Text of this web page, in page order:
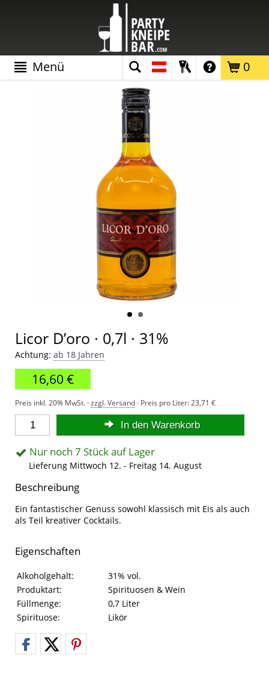
0
Menü
Licor D’oro · 0,7l · 31%
Achtung: ab 18 Jahren
16,60 €
Preis inkl. 20% MwSt. ·zzgl. Versand · Preis pro Liter:23,71 €
In den Warenkorb
Nur noch 7 Stück auf Lager
Lieferung Mittwoch 12. - Freitag 14. August
Beschreibung
Ein fantastischer Genuss sowohl klassisch mit Eis als auch
als Teil kreativer Cocktails.
Eigenschaften
Eigenschaften des Produkts
Eigenschaft Wert
Alkoholgehalt:
31% vol.
Produktart:
Spirituosen & Wein
Füllmenge:
0,7 Liter
Spirituose:
Likör